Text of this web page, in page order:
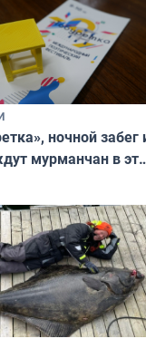
ночной забег
мурманчан в эти